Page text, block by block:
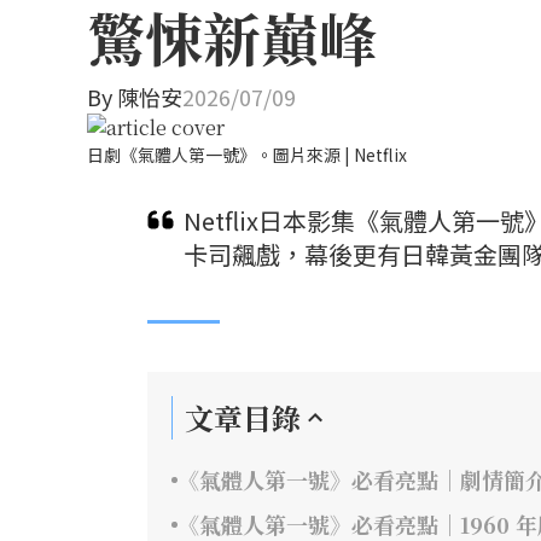
驚悚新巔峰
By陳怡安2026/07/09
日劇《氣體人第一號》。圖片來源 | Netflix
Netflix日本影集《氣體人第一號
卡司飆戲，幕後更有日韓黃金團
文章目錄
《氣體人第一號》必看亮點｜劇情簡
《氣體人第一號》必看亮點｜1960